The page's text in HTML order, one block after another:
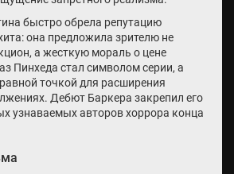
быстро обрела репутацию
она предложила зрителю не
а жесткую мораль о цене
Пинхеда стал символом серии, а
точкой для расширения
Дебют Баркера закрепил его
узнаваемых авторов хоррора конца